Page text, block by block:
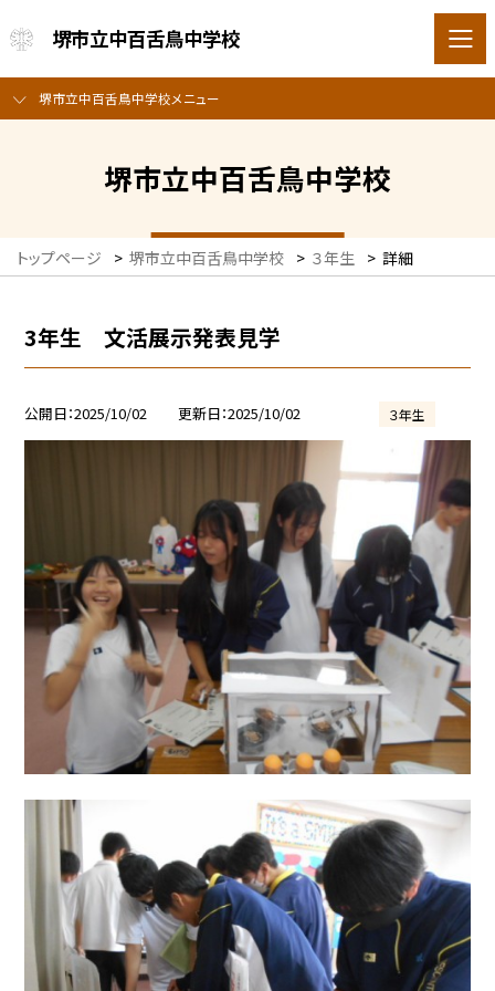
堺市立中百舌鳥中学校
堺市立中百舌鳥中学校メニュー
堺市立中百舌鳥中学校
トップページ > 堺市立中百舌鳥中学校 > ３年生 > 詳細
3年生 文活展示発表見学
公開日 2025/10/02 更新日 2025/10/02 ３年生